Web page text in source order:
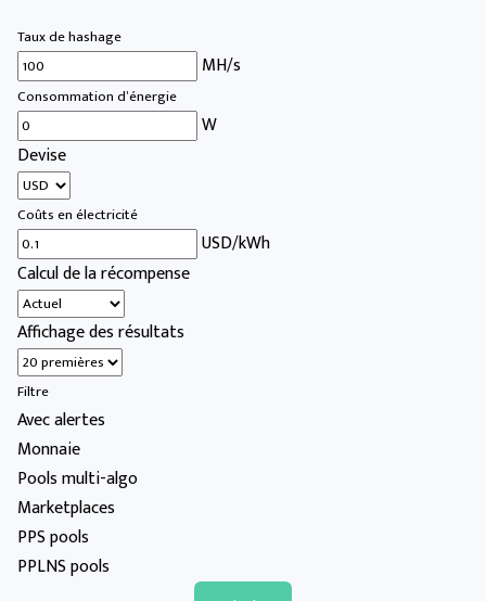
Taux de hashage
MH/s
Consommation d’énergie
W
Devise
Coûts en électricité
USD/kWh
Calcul de la récompense
Affichage des résultats
Filtre
Avec alertes
Monnaie
Pools multi-algo
Marketplaces
PPS pools
PPLNS pools